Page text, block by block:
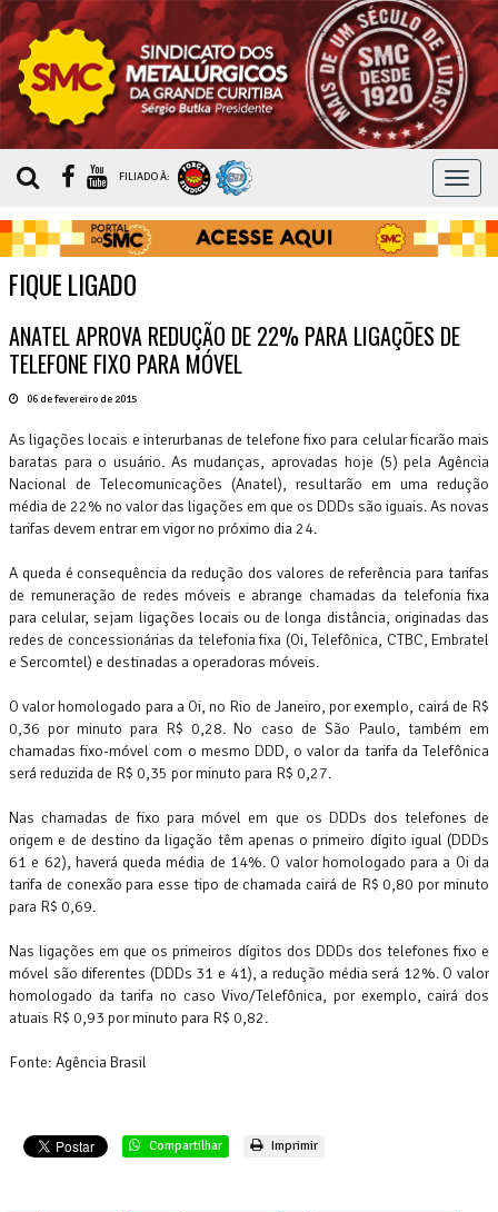
MENU
FILIADO À:
FIQUE LIGADO
ANATEL APROVA REDUÇÃO DE 22% PARA LIGAÇÕES DE
TELEFONE FIXO PARA MÓVEL
06 de fevereiro de 2015
As ligações locais e interurbanas de telefone fixo para celular ficarão mais
baratas para o usuário. As mudanças, aprovadas hoje (5) pela Agência
Nacional de Telecomunicações (Anatel), resultarão em uma redução
média de 22% no valor das ligações em que os DDDs são iguais. As novas
tarifas devem entrar em vigor no próximo dia 24.
A queda é consequência da redução dos valores de referência para tarifas
de remuneração de redes móveis e abrange chamadas da telefonia fixa
para celular, sejam ligações locais ou de longa distância, originadas das
redes de concessionárias da telefonia fixa (Oi, Telefônica, CTBC, Embratel
e Sercomtel) e destinadas a operadoras móveis.
O valor homologado para a Oi, no Rio de Janeiro, por exemplo, cairá de R$
0,36 por minuto para R$ 0,28. No caso de São Paulo, também em
chamadas fixo-móvel com o mesmo DDD, o valor da tarifa da Telefônica
será reduzida de R$ 0,35 por minuto para R$ 0,27.
Nas chamadas de fixo para móvel em que os DDDs dos telefones de
origem e de destino da ligação têm apenas o primeiro dígito igual (DDDs
61 e 62), haverá queda média de 14%. O valor homologado para a Oi da
tarifa de conexão para esse tipo de chamada cairá de R$ 0,80 por minuto
para R$ 0,69.
Nas ligações em que os primeiros dígitos dos DDDs dos telefones fixo e
móvel são diferentes (DDDs 31 e 41), a redução média será 12%. O valor
homologado da tarifa no caso Vivo/Telefônica, por exemplo, cairá dos
atuais R$ 0,93 por minuto para R$ 0,82.
Fonte: Agência Brasil
Compartilhar Imprimir